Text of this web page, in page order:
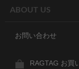
ABOUT US
お問い合わせ
RAGTAG お買